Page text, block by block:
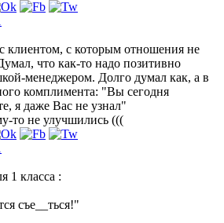
клиентом, с которым отношения не
что как-то надо позитивно
менеджером. Долго думал как, а в
комплимента: "Вы сегодня
я даже Вас не узнал"
то не улучшились (((
1 класса :
съе__ться!"